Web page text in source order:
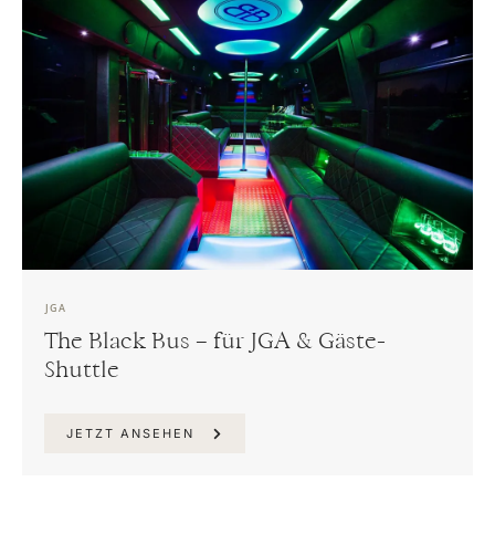
JGA
The Black Bus – für JGA & Gäste-
Shuttle
JETZT ANSEHEN